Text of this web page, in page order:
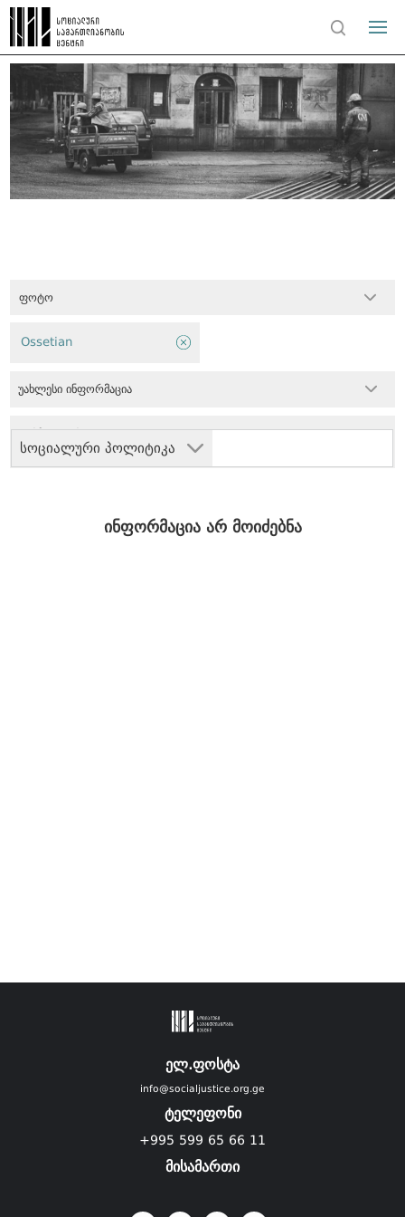
ფოტო
სოციალური პოლიტიკა
Ossetian
უახლესი ინფორმაცია
ინფორმაცია არ მოიძებნა
ელ.ფოსტა
info@socialjustice.org.ge
ტელეფონი
+995 599 65 66 11
მისამართი